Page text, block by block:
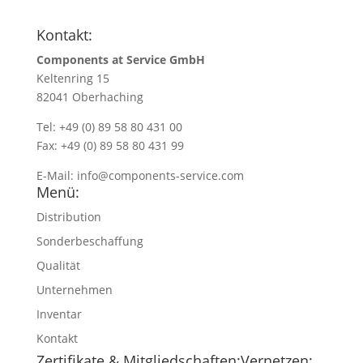
Kontakt:
Components at Service GmbH
Keltenring 15
82041 Oberhaching
Tel: +49 (0) 89 58 80 431 00
Fax: +49 (0) 89 58 80 431 99
E-Mail: info@components-service.com
Menü:
Distribution
Sonderbeschaffung
Qualität
Unternehmen
Inventar
Kontakt